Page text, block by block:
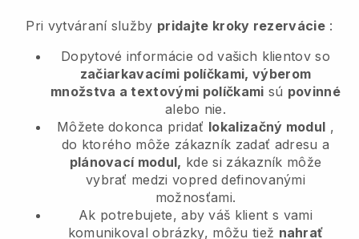
Pri vytváraní služby pridajte kroky rezervácie :
Dopytové informácie od vašich klientov so
začiarkavacími políčkami, výberom
množstva a textovými políčkami sú povinné
alebo nie.
Môžete dokonca pridať lokalizačný modul ,
do ktorého môže zákazník zadať adresu a
plánovací modul, kde si zákazník môže
vybrať medzi vopred definovanými
možnosťami.
Ak potrebujete, aby váš klient s vami
komunikoval obrázky, môžu tiež nahrať